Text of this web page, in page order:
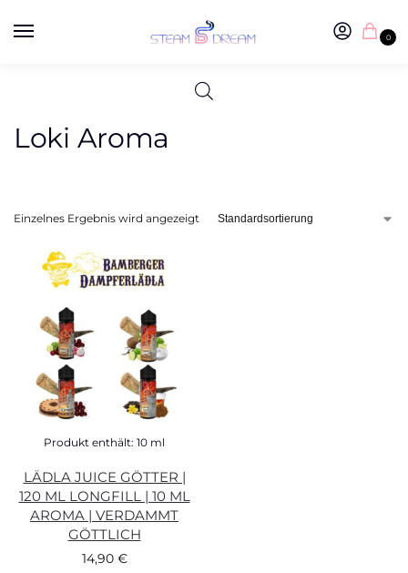
0
Loki Aroma
Einzelnes Ergebnis wird angezeigt
Produkt enthält: 10 ml
LÄDLA JUICE GÖTTER |
120 ML LONGFILL | 10 ML
AROMA | VERDAMMT
GÖTTLICH
14,90 €